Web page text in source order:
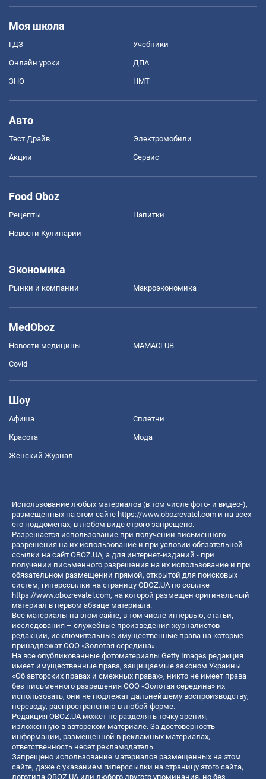
Моя школа
ГДЗ Учебники
Онлайн уроки ДПА
ЗНО НМТ
Авто
Тест Драйв Электромобили
Акции Сервис
Food Oboz
Рецепты Напитки
Новости Кулинарии
Экономика
Рынки и компании Mакроэкономика
MedOboz
Новости медицины MAMACLUB
Covid
Шоу
Афиша Сплетни
Красота Мода
Женский Журнал
Использование любых материалов (в том числе фото- и видео-),
размещенных на этом сайте https://www.obozrevatel.com и на всех
его поддоменах, в любом виде строго запрещено.
Разрешается использование при получении письменного
разрешения на их использование и при условии обязательной
ссылки на сайт OBOZ.UA, а для интернет-изданий - при
получении письменного разрешения на их использование и при
обязательном размещении прямой, открытой для поисковых
систем, гиперссылки на страницу OBOZ.UA по ссылке
https://www.obozrevatel.com, на которой размещен оригинальный
материал в первом абзаце материала.
Все материалы на этом сайте, в том числе интервью, статьи,
исследования – служебные произведения журналистов
редакции, исключительные имущественные права на которые
принадлежат ООО «Золотая середина».
На все опубликованные фотоматериалы Getty Images редакция
имеет имущественные права, защищаемые законом Украины
«Об авторских правах и смежных правах», никто не имеет права
без письменного разрешения ООО «Золотая середина» их
использовать, они не подлежат дальнейшему воспроизводству,
переводу, распространению в любой форме.
Редакция OBOZ.UA может не разделять точку зрения,
изложенную в авторском материале. За достоверность
информации, размещенной в рекламных материалах,
ответственность несет рекламодатель.
Запрещено использование материалов размещенных на этом
сайте, даже с указанием гиперссылки на страницу этого сайта,
логотипа OBOZ.UA или любого другого упоминания, но без